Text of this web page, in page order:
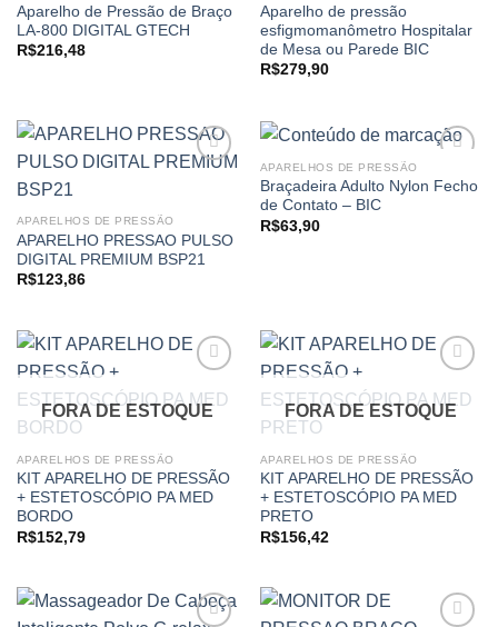
Aparelho de Pressão de Braço
LA-800 DIGITAL GTECH
R$216,48
Aparelho de pressão
esfigmomanômetro Hospitalar
de Mesa ou Parede BIC
R$279,90
APARELHOS DE PRESSÃO
APARELHO PRESSAO PULSO
DIGITAL PREMIUM BSP21
R$123,86
APARELHOS DE PRESSÃO
Braçadeira Adulto Nylon Fecho
de Contato – BIC
R$63,90
FORA DE ESTOQUE
APARELHOS DE PRESSÃO
KIT APARELHO DE PRESSÃO
+ ESTETOSCÓPIO PA MED
BORDO
R$152,79
FORA DE ESTOQUE
APARELHOS DE PRESSÃO
KIT APARELHO DE PRESSÃO
+ ESTETOSCÓPIO PA MED
PRETO
R$156,42